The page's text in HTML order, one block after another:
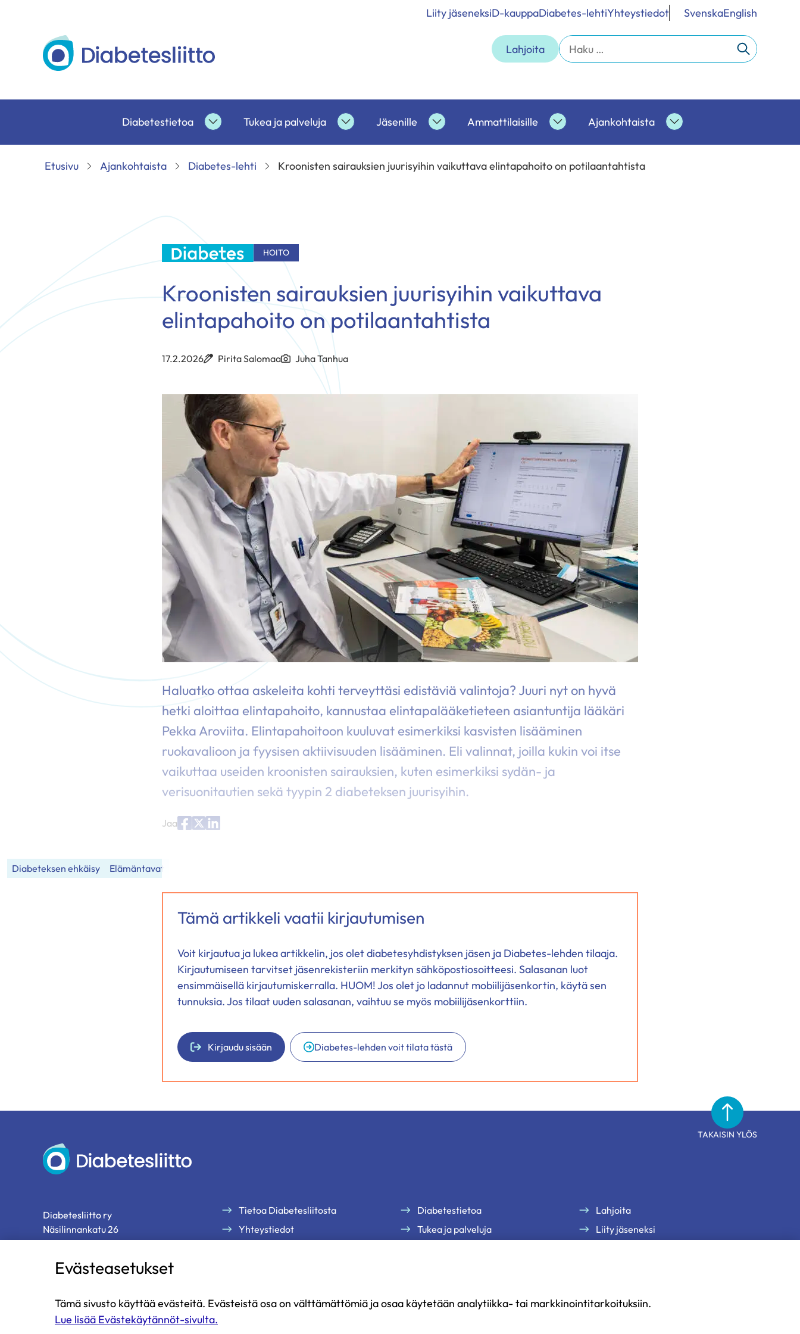
Liity jäseneksiD-kauppaDiabetes-lehtiYhteystiedot SvenskaEnglish
Diabetesliitto Lahjoita Haku:
Diabetestietoa
Diabetestietoa
alasivut
Tukea ja palveluja
Tukea
ja
alasivut
Jäsenille
Jäsenille
alasivut
Ammattilaisille
Ammattilaisille
alasivut
Ajankohtaista
Ajankohtaista
alasivut
Etusivu
Ajankohtaista Diabetes-lehti Kroonisten sairauksien juurisyihin vaikuttava elintapahoito on potilaantahtista
HOITO
Kroonisten sairauksien juurisyihin vaikuttava
elintapahoito on potilaantahtista
17.2.2026 Pirita Salomaa Juha Tanhua
Haluatko ottaa askeleita kohti terveyttäsi edistäviä valintoja? Juuri nyt on hyvä
hetki aloittaa elintapahoito, kannustaa elintapalääketieteen asiantuntija lääkäri
Pekka Aroviita. Elintapahoitoon kuuluvat esimerkiksi kasvisten lisääminen
ruokavalioon ja fyysisen aktiivisuuden lisääminen. Eli valinnat, joilla kukin voi itse
vaikuttaa useiden kroonisten sairauksien, kuten esimerkiksi sydän- ja
verisuonitautien sekä tyypin 2 diabeteksen juurisyihin.
Jaa
Diabeteksen ehkäisy Elämäntavat
Tämä artikkeli vaatii kirjautumisen
Voit kirjautua ja lukea artikkelin, jos olet diabetesyhdistyksen jäsen ja Diabetes-lehden tilaaja.
Kirjautumiseen tarvitset jäsenrekisteriin merkityn sähköpostiosoitteesi. Salasanan luot
ensimmäisellä kirjautumiskerralla. HUOM! Jos olet jo ladannut mobiilijäsenkortin, käytä sen
tunnuksia. Jos tilaat uuden salasanan, vaihtuu se myös mobiilijäsenkorttiin.
Kirjaudu sisään Diabetes-lehden voit tilata tästä
TAKAISIN YLÖS
Diabetesliitto
Diabetesliitto ry
Näsilinnankatu 26
33200 Tampere
p. 03 2860 111 (ma-pe klo 9-13)
Tietoa Diabetesliitosta
Yhteystiedot
Diabetestietoa
Tukea ja palveluja
Yritysyhteistyö ja kumppanuus
Lahjoita
Liity jäseneksi
Evästeasetukset
Tämä sivusto käyttää evästeitä. Evästeistä osa on välttämättömiä ja osaa käytetään analytiikka- tai markkinointitarkoituksiin.
Lue lisää Evästekäytännöt-sivulta.